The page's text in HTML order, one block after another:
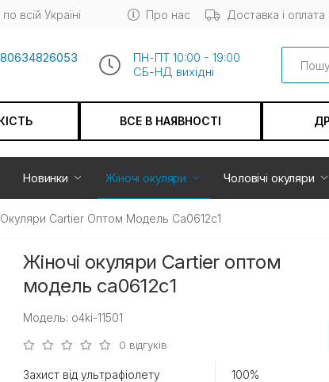
всій Україні Про нас Доставка і оплата
ПН-ПТ 10:00 - 19:00
СБ-НД вихiдні
Search
ВСЕ В НАЯВНОСТІ
Новинки Жіночі окуляри Чоловічі окуляри
Окуляри Cartier Оптом Модель Ca0612c1
Жіночі окуляри Cartier оптом
модель ca0612c1
Модель: o4ki-11501
0 відгуків
Захист від ультрафіолету 100%